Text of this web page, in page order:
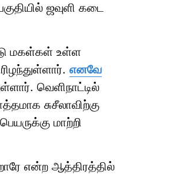
ஜவுளி கடை
மகள்கள் உள்ள
எனவே
வெளிநாட்டில்
சுசீலாவிற்கு
மாற்றி
என்ற ஆத்திரத்தில்